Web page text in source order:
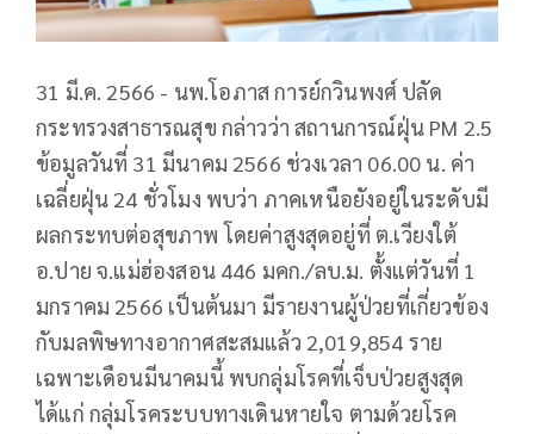
31 มี.ค. 2566 - นพ.โอภาส การย์กวินพงศ์ ปลัด
กระทรวงสาธารณสุข กล่าวว่า สถานการณ์ฝุ่น PM 2.5
ข้อมูลวันที่ 31 มีนาคม 2566 ช่วงเวลา 06.00 น. ค่า
เฉลี่ยฝุ่น 24 ชั่วโมง พบว่า ภาคเหนือยังอยู่ในระดับมี
ผลกระทบต่อสุขภาพ โดยค่าสูงสุดอยู่ที่ ต.เวียงใต้
อ.ปาย จ.แม่ฮ่องสอน 446 มคก./ลบ.ม. ตั้งแต่วันที่ 1
มกราคม 2566 เป็นต้นมา มีรายงานผู้ป่วยที่เกี่ยวข้อง
กับมลพิษทางอากาศสะสมแล้ว 2,019,854 ราย
เฉพาะเดือนมีนาคมนี้ พบกลุ่มโรคที่เจ็บป่วยสูงสุด
ได้แก่ กลุ่มโรคระบบทางเดินหายใจ ตามด้วยโรค